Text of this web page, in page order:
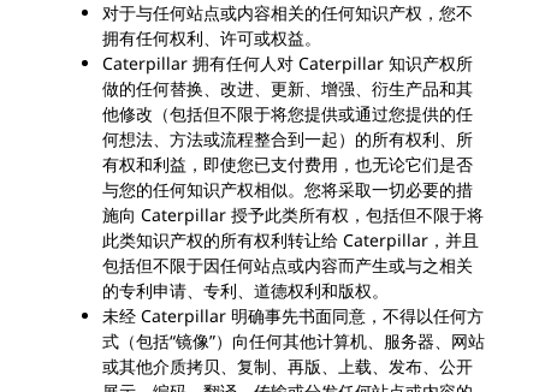
对于与任何站点或内容相关的任何知识产权，您不
拥有任何权利、许可或权益。
Caterpillar 拥有任何人对 Caterpillar 知识产权所
做的任何替换、改进、更新、增强、衍生产品和其
他修改（包括但不限于将您提供或通过您提供的任
何想法、方法或流程整合到一起）的所有权利、所
有权和利益，即使您已支付费用，也无论它们是否
与您的任何知识产权相似。您将采取一切必要的措
施向 Caterpillar 授予此类所有权，包括但不限于将
此类知识产权的所有权利转让给 Caterpillar，并且
包括但不限于因任何站点或内容而产生或与之相关
的专利申请、专利、道德权利和版权。
未经 Caterpillar 明确事先书面同意，不得以任何方
式（包括“镜像”）向任何其他计算机、服务器、网站
或其他介质拷贝、复制、再版、上载、发布、公开